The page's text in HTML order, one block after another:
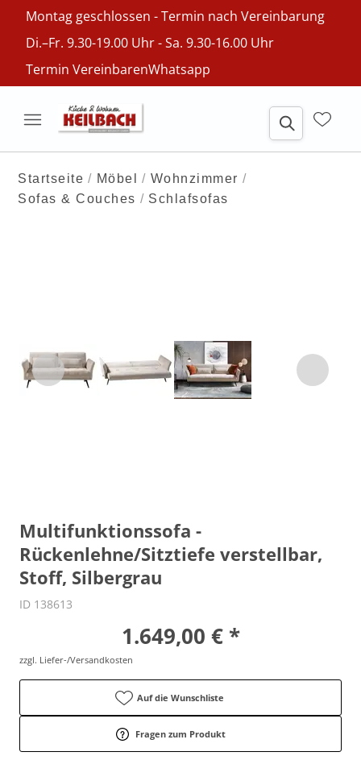
Montag geschlossen - Termin nach Vereinbarung
Di.–Fr. 9.30-19.00 Uhr - Sa. 9.30-16.00 Uhr
Termin VereinbarenWhatsapp
Startseite Möbel
Wohnzimmer
Sofas & Couches
Schlafsofas
Multifunktionssofa -
Rückenlehne/Sitztiefe verstellbar,
Stoff, Silbergrau
ID 138613
1.649,00 € *
zzgl. Liefer-/Versandkosten
Auf die Wunschliste
Fragen zum Produkt